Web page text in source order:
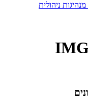
ניהולית